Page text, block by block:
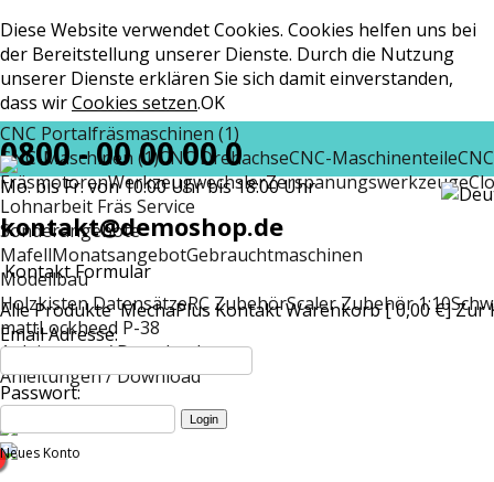
Diese Website verwendet Cookies. Cookies helfen uns bei
der Bereitstellung unserer Dienste. Durch die Nutzung
unserer Dienste erklären Sie sich damit einverstanden,
dass wirCookies setzen.OK
CNC Portalfräsmaschinen (1)
CNC-Maschinen (1)CNC DrehachseCNC-Maschinenteile
FräsmotorenWerkzeugwechslerZerspanungswerkzeuge
Lohnarbeit Fräs Service
Sonderangebote
MafellMonatsangebotGebrauchtmaschinen
Modellbau
Holzkisten DatensätzeRC ZubehörScaler Zubehör 1:10
mattLockheed P-38
Anleitungen / Download
Anleitungen / Download
0800 - 00 00 00 0
Mo. bis Fr. von 10:00 Uhr bis 18:00 Uhr
kontakt@demoshop.de
Kontakt Formular
Alle Produkte MechaPlus KontaktWarenkorb [ 0,00 €]Zur
Email Adresse:
Passwort:
Neues Konto